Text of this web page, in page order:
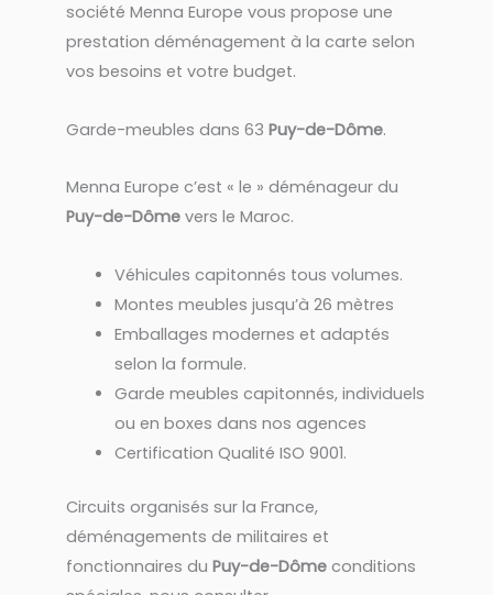
société Menna Europe vous propose une
prestation déménagement à la carte selon
vos besoins et votre budget.
Garde-meubles dans 63 Puy-de-Dôme.
Menna Europe c’est « le » déménageur du
Puy-de-Dôme vers le Maroc.
Véhicules capitonnés tous volumes.
Montes meubles jusqu’à 26 mètres
Emballages modernes et adaptés
selon la formule.
Garde meubles capitonnés, individuels
ou en boxes dans nos agences
Certification Qualité ISO 9001.
Circuits organisés sur la France,
déménagements de militaires et
fonctionnaires du Puy-de-Dôme conditions